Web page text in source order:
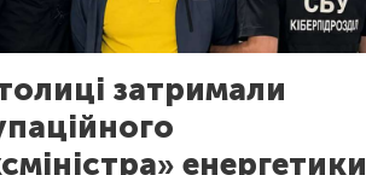
затримали
енергетики